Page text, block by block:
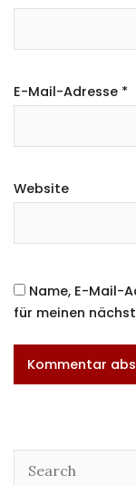
E-Mail-Adresse *
Website
Name, E-Mail-
für meinen